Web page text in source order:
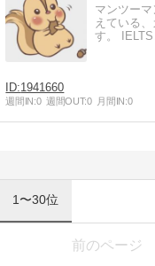
マンツー
えている
す。
1941660
週間IN:0 週間OUT:0 月間IN:0
1〜30位
前のページ